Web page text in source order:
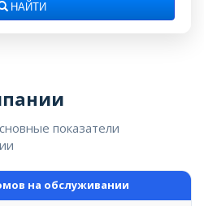
НАЙТИ
показатели
на обслуживании